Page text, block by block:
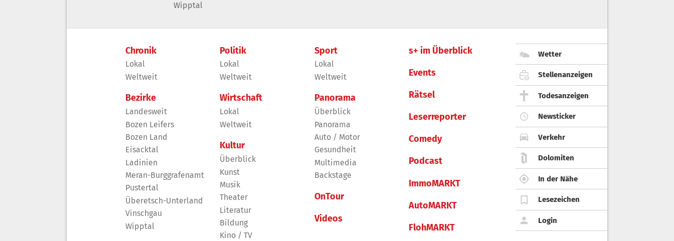
Wipptal
Chronik
Lokal
Weltweit
Bezirke
Landesweit
Bozen Leifers
Bozen Land
Eisacktal
Ladinien
Meran-Burggrafenamt
Pustertal
Überetsch-Unterland
Vinschgau
Wipptal
Politik
Lokal
Weltweit
Wirtschaft
Lokal
Weltweit
Kultur
Überblick
Kunst
Musik
Theater
Literatur
Bildung
Kino / TV
Sport
Lokal
Weltweit
Panorama
Überblick
Panorama
Auto / Motor
Gesundheit
Multimedia
Backstage
OnTour
Videos
s+ im Überblick
Events
Rätsel
Leserreporter
Comedy
Podcast
ImmoMARKT
AutoMARKT
FlohMARKT
Wetter
Stellenanzeigen
Todesanzeigen
Newsticker
Verkehr
Dolomiten
In der Nähe
Lesezeichen
Login